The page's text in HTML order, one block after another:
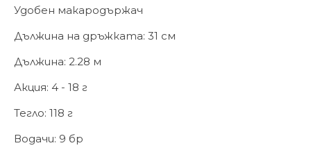
Удобен макародържач
Дължина на дръжката: 31 см
Дължина: 2.28 м
Акция: 4 - 18 г
Тегло: 118 г
Водачи: 9 бр